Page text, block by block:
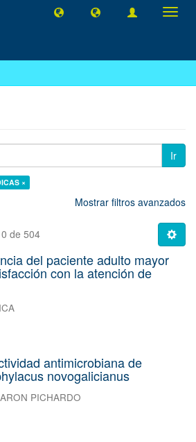
Ir
×
Mostrar filtros avanzados
de 504
del paciente adulto mayor
con la atención de
antimicrobiana de
novogalicianus
PICHARDO